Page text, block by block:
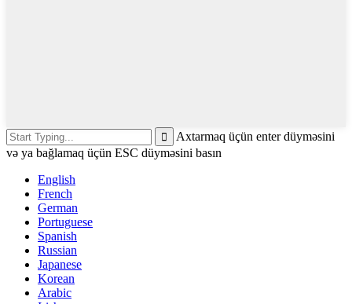
Axtarmaq üçün enter düyməsini
və ya bağlamaq üçün ESC düyməsini basın
English
French
German
Portuguese
Spanish
Russian
Japanese
Korean
Arabic